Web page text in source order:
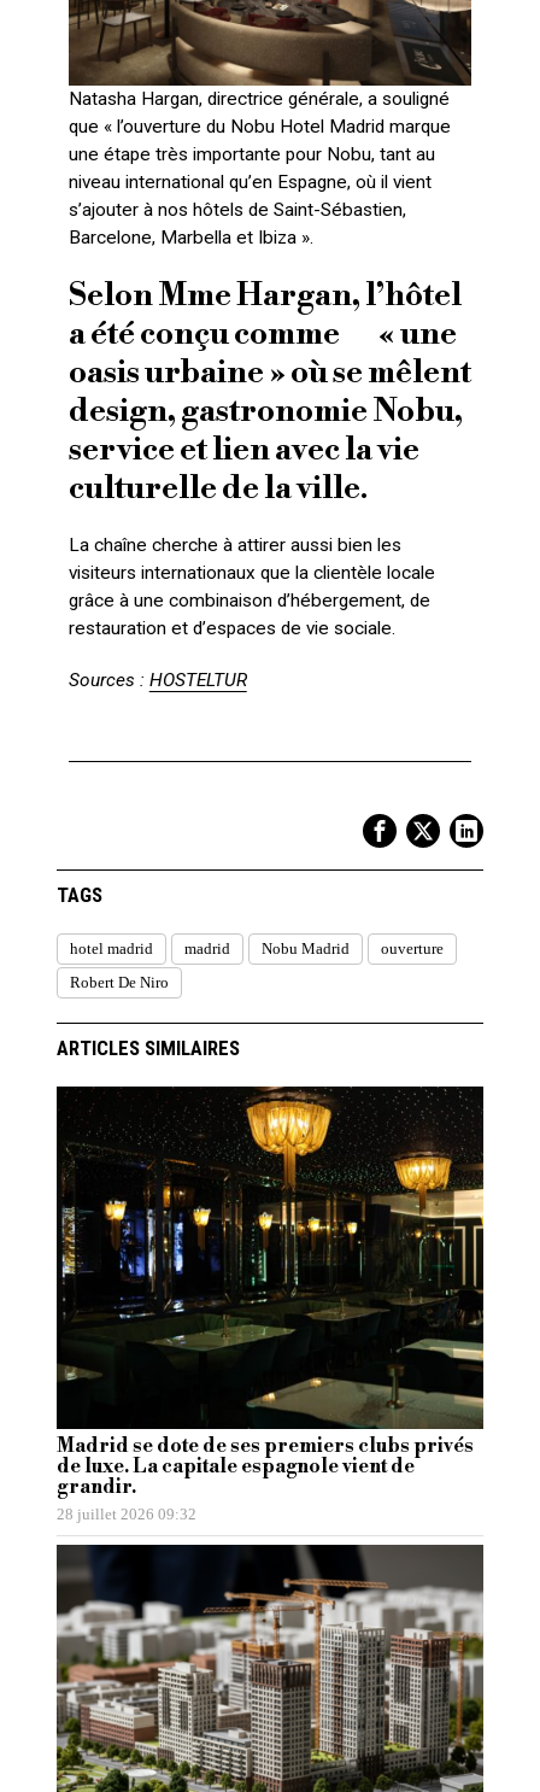
Natasha Hargan, directrice générale, a souligné
que « l’ouverture du Nobu Hotel Madrid marque
une étape très importante pour Nobu, tant au
niveau international qu’en Espagne, où il vient
s’ajouter à nos hôtels de Saint-Sébastien,
Barcelone, Marbella et Ibiza ».
Selon Mme Hargan, l’hôtel
a été conçu comme « une
oasis urbaine » où se mêlent
design, gastronomie Nobu,
service et lien avec la vie
culturelle de la ville.
La chaîne cherche à attirer aussi bien les
visiteurs internationaux que la clientèle locale
grâce à une combinaison d’hébergement, de
restauration et d’espaces de vie sociale.
Sources : HOSTELTUR
TAGS
hotel madrid madrid Nobu Madrid
ouverture
Robert De Niro
ARTICLES SIMILAIRES
Madrid se dote de ses premiers clubs privés
de luxe. La capitale espagnole vient de
grandir.
28 juillet 2026 09:32